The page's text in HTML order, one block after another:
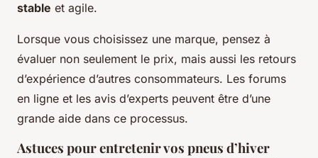
stable et agile.
Lorsque vous choisissez une marque, pensez à
évaluer non seulement le prix, mais aussi les retours
d’expérience d’autres consommateurs. Les forums
en ligne et les avis d’experts peuvent être d’une
grande aide dans ce processus.
Astuces pour entretenir vos pneus d’hiver